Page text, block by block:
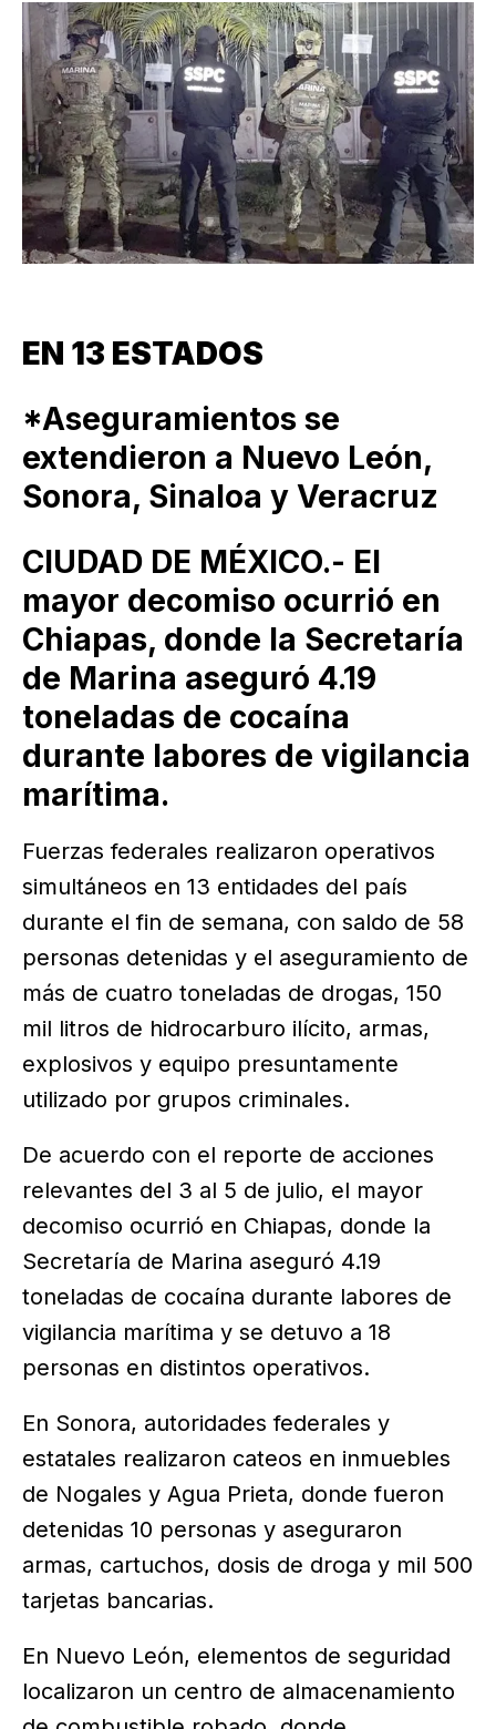
EN 13 ESTADOS
*Aseguramientos se
extendieron a Nuevo León,
Sonora, Sinaloa y Veracruz
CIUDAD DE MÉXICO.- El
mayor decomiso ocurrió en
Chiapas, donde la Secretaría
de Marina aseguró 4.19
toneladas de cocaína
durante labores de vigilancia
marítima.
Fuerzas federales realizaron operativos
simultáneos en 13 entidades del país
durante el fin de semana, con saldo de 58
personas detenidas y el aseguramiento de
más de cuatro toneladas de drogas, 150
mil litros de hidrocarburo ilícito, armas,
explosivos y equipo presuntamente
utilizado por grupos criminales.
De acuerdo con el reporte de acciones
relevantes del 3 al 5 de julio, el mayor
decomiso ocurrió en Chiapas, donde la
Secretaría de Marina aseguró 4.19
toneladas de cocaína durante labores de
vigilancia marítima y se detuvo a 18
personas en distintos operativos.
En Sonora, autoridades federales y
estatales realizaron cateos en inmuebles
de Nogales y Agua Prieta, donde fueron
detenidas 10 personas y aseguraron
armas, cartuchos, dosis de droga y mil 500
tarjetas bancarias.
En Nuevo León, elementos de seguridad
localizaron un centro de almacenamiento